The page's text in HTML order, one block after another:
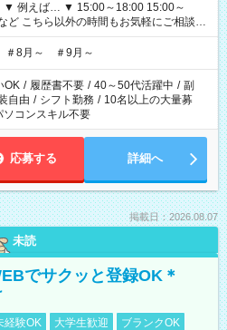
相談く
＃8月～ ＃9月～
OK / 履歴書不要 / 40～50代活躍中 / 副
自由 / シフト勤務 / 10名以上の大量募
ソコンスキル不要
応募する 詳細へ
掲載日：2026.08.07
未読
でサクッと登録OK＊
経験OK 大学生歓迎
ブランクOK